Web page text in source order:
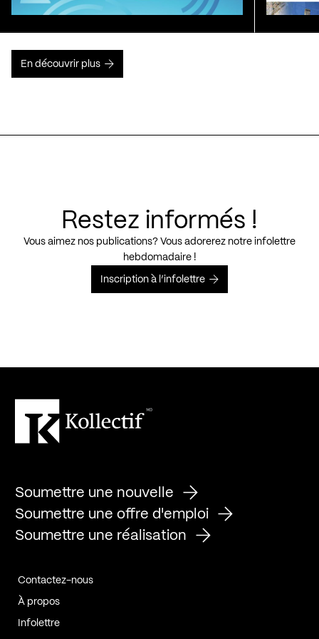
En découvrir plus
Restez informés !
Vous aimez nos publications? Vous adorerez notre infolettre
hebdomadaire !
Inscription à l’infolettre
Soumettre une nouvelle
Soumettre une offre d'emploi
Soumettre une réalisation
Contactez-nous
À propos
Infolettre